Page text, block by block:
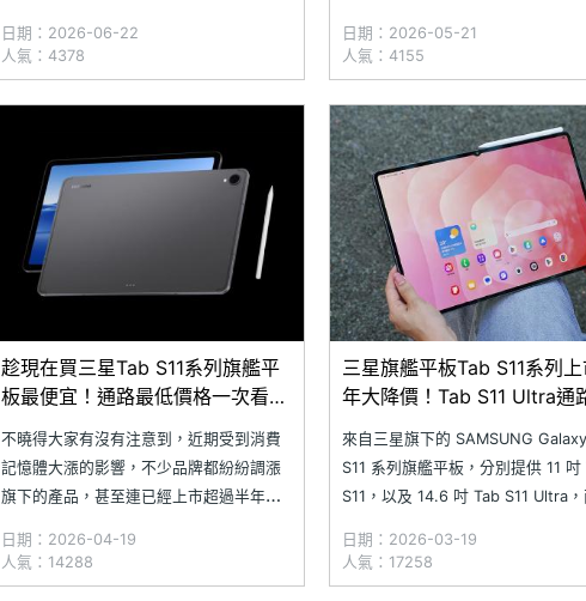
(12GB/128GB) 29,890 元，兩款皆比 5
月大漲 4,000 元與 5,500 元，
日期：2026-06-22
人氣：4378
Galaxy Tab S11 系列的好時機，除
螢幕外，還具備旗艦效能與防水體
據 SOGI 合作報價店家 20
日期：2026-05-21
人氣：4155
趁現在買三星Tab S11系列旗艦平
板最便宜！通路最低價格一次看
(2026.4)
不曉得大家有沒有注意到，近期受到消費
記憶體大漲的影響，不少品牌都紛紛調漲
旗下的產品，甚至連已經上市超過半年的
列平板，在官網售價也有多達好幾千的漲
幅，趁著現下通路實際受到影響前，現在
日期：2026-04-19
人氣：14288
三星旗艦平板Tab S11系列
年大降價！Tab S11 Ultra通
價格一次看(2026.3)
來自三星旗下的 SAMSUNG
S11 系列旗艦平板，分別提供 11 吋
S11，以及 14.6 吋 Tab S11 Ultra
頂級螢幕，盒裝更有隨附 S Pen 手
方便隨時進行文書作業。根據 SO
日期：2026-03-19
人氣：17258